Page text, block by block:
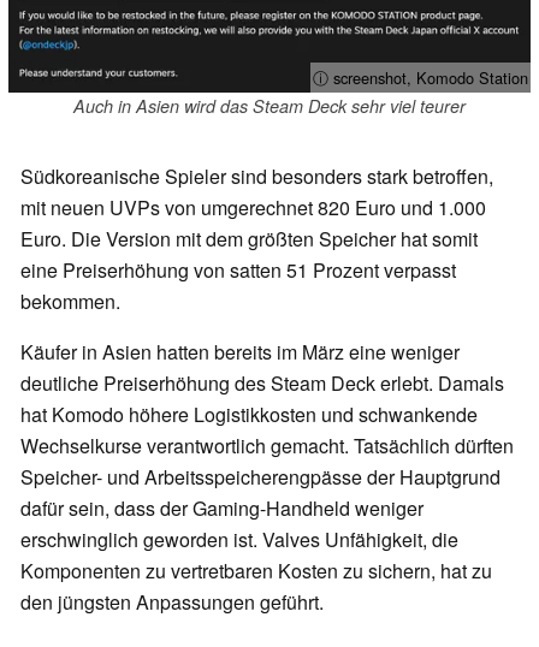
ⓘ screenshot, Komodo Station
Auch in Asien wird das Steam Deck sehr viel teurer
Südkoreanische Spieler sind besonders stark betroffen,
mit neuen UVPs von umgerechnet 820 Euro und 1.000
Euro. Die Version mit dem größten Speicher hat somit
eine Preiserhöhung von satten 51 Prozent verpasst
bekommen.
Käufer in Asien hatten bereits im März eine weniger
deutliche Preiserhöhung des Steam Deck erlebt. Damals
hat Komodo höhere Logistikkosten und schwankende
Wechselkurse verantwortlich gemacht. Tatsächlich dürften
Speicher- und Arbeitsspeicherengpässe der Hauptgrund
dafür sein, dass der Gaming-Handheld weniger
erschwinglich geworden ist. Valves Unfähigkeit, die
Komponenten zu vertretbaren Kosten zu sichern, hat zu
den jüngsten Anpassungen geführt.